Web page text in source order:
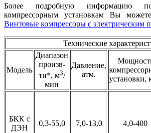
Более подробную информацию
компрессорным установкам Вы
Винтовые компрессоры с электрическим
Технические
Модель
Диапазон
произв-
ти*, м3/
мин
Давление,
атм.
установки,
БКК с
ДЭН
0,3-55,0 7,0-13,0 4,0-400